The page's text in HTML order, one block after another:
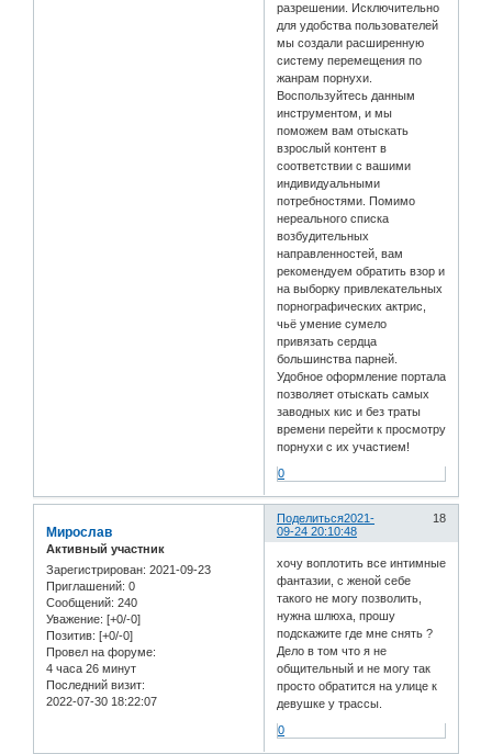
разрешении. Исключительно
для удобства пользователей
мы создали расширенную
систему перемещения по
жанрам порнухи.
Воспользуйтесь данным
инструментом, и мы
поможем вам отыскать
взрослый контент в
соответствии с вашими
индивидуальными
потребностями. Помимо
нереального списка
возбудительных
направленностей, вам
рекомендуем обратить взор и
на выборку привлекательных
порнографических актрис,
чьё умение сумело
привязать сердца
большинства парней.
Удобное оформление портала
позволяет отыскать самых
заводных кис и без траты
времени перейти к просмотру
порнухи с их участием!
0
Поделиться 18
2021-
09-24 20:10:48
Мирослав
Активный участник
Зарегистрирован: 2021-09-23
Приглашений: 0
Сообщений: 240
Уважение: [+0/-0]
Позитив: [+0/-0]
Провел на форуме:
4 часа 26 минут
Последний визит:
2022-07-30 18:22:07
хочу воплотить все интимные
фантазии, с женой себе
такого не могу позволить,
нужна шлюха, прошу
подскажите где мне снять ?
Дело в том что я не
общительный и не могу так
просто обратится на улице к
девушке у трассы.
0